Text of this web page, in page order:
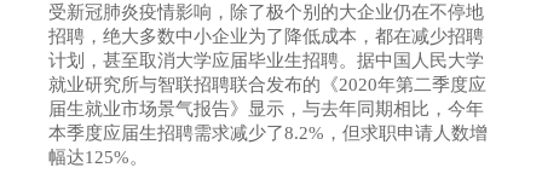
受新冠肺炎疫情影响，除了极个别的大企业仍在不停地
招聘，绝大多数中小企业为了降低成本，都在减少招聘
计划，甚至取消大学应届毕业生招聘。据中国人民大学
就业研究所与智联招聘联合发布的《2020年第二季度应
届生就业市场景气报告》显示，与去年同期相比，今年
本季度应届生招聘需求减少了8.2%，但求职申请人数增
幅达125%。